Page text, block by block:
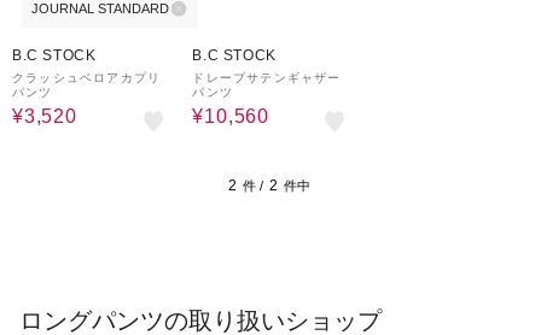
JOURNAL STANDARD
B.C STOCK
クラッシュベロアカプリ
パンツ
¥3,520
B.C STOCK
ドレープサテンギャザー
パンツ
¥10,560
2 件 / 2 件中
ロングパンツの取り扱いショップ